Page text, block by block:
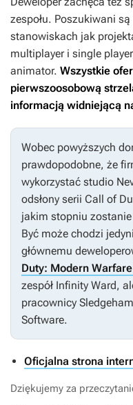
zespołu. Poszukiwani
stanowiskach jak
multiplayer i single
animator. Wszystkie
pierwszoosobową
informacją widniejącą
Wobec powyższych
prawdopodobne, że
wykorzystać studio
odsłony serii Call of
jakim stopniu
Być może chodzi
głównemu
Duty: Modern
zespół Infinity Ward,
pracownicy
Software.
Oficjalna strona
Dziękujemy za